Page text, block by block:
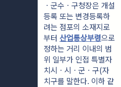
ㆍ군수ㆍ구청장은 개설
등록 또는 변경등록하
려는 점포의 소재지로
부터 산업통상부령으로
정하는 거리 이내의 범
위 일부가 인접 특별자
치시ㆍ시ㆍ군ㆍ구(자
치구를 말한다. 이하 같